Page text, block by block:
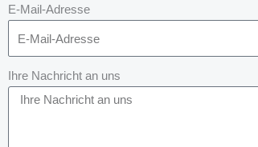
E-Mail-Adresse
Ihre Nachricht an uns